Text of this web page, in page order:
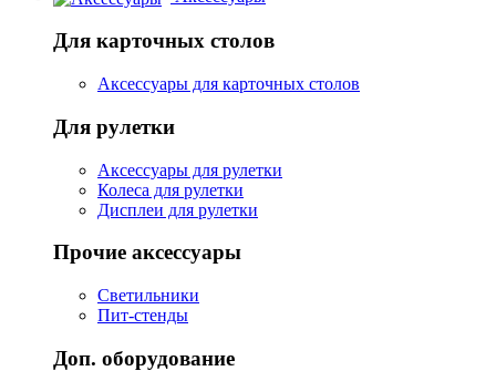
Для карточных столов
Аксессуары для карточных столов
Для рулетки
Аксессуары для рулетки
Колеса для рулетки
Дисплеи для рулетки
Прочие аксессуары
Светильники
Пит-стенды
Доп. оборудование